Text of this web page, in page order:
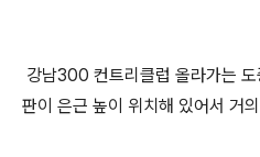
강남300 컨트리클럽 올라가는
판이 은근 높이 위치해 있어서 거